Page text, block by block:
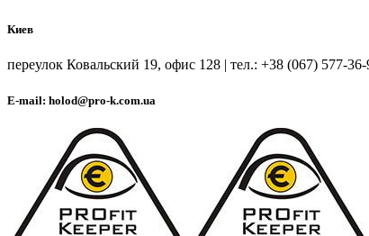
Киев
переулок Ковальский 19, офис 128 | тел.: +38 (067) 577-36-
E-mail: holod@pro-k.com.ua